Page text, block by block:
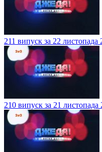
211 випуск за 22 листопада
210 випуск за 21 листопада